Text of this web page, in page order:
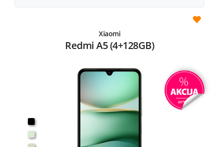
Xiaomi
Redmi A5 (4+128GB)